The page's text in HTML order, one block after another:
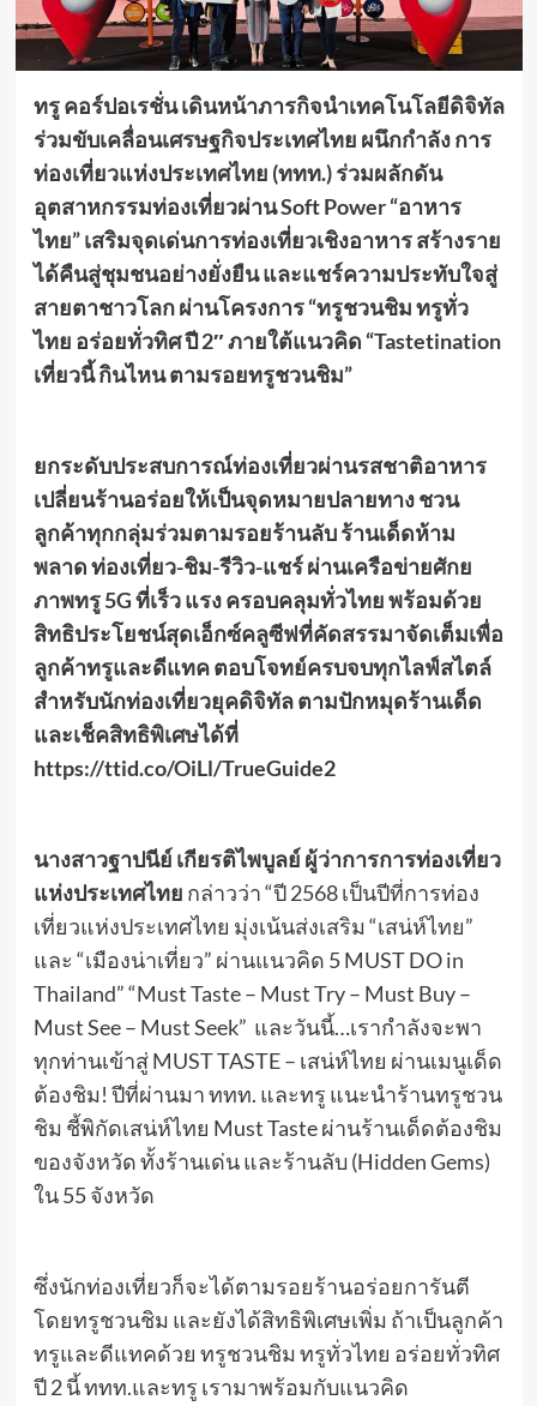
ทรู คอร์ปอเรชั่นเดินหน้าภารกิจนำเทคโนโลยีดิจิทัล
ร่วมขับเคลื่อนเศรษฐกิจประเทศไทย ผนึกกำลังการ
ท่องเที่ยวแห่งประเทศไทย (ททท.)ร่วมผลักดัน
อุตสาหกรรมท่องเที่ยวผ่านSoft Power “อาหาร
ไทย” เสริมจุดเด่นการท่องเที่ยวเชิงอาหาร สร้างราย
ได้คืนสู่ชุมชนอย่างยั่งยืน และแชร์ความประทับใจสู่
สายตาชาวโลกผ่านโครงการ “ทรูชวนชิม ทรูทั่ว
ไทย อร่อยทั่วทิศ ปี2″ภายใต้แนวคิด “Tastetination
เที่ยวนี้ กินไหน ตามรอยทรูชวนชิม”
ยกระดับประสบการณ์ท่องเที่ยวผ่านรสชาติอาหาร
เปลี่ยนร้านอร่อยให้เป็นจุดหมายปลายทาง ชวน
ลูกค้าทุกกลุ่มร่วมตามรอยร้านลับ ร้านเด็ดห้าม
พลาด ท่องเที่ยว-ชิม-รีวิว-แชร์ ผ่านเครือข่ายศักย
ภาพทรู5Gที่เร็ว แรง ครอบคลุมทั่วไทยพร้อมด้วย
สิทธิประโยชน์สุดเอ็กซ์คลูซีฟที่คัดสรรมาจัดเต็มเพื่อ
ลูกค้าทรูและดีแทค ตอบโจทย์ครบจบทุกไลฟ์สไตล์
สำหรับนักท่องเที่ยวยุคดิจิทัลตามปักหมุดร้านเด็ด
และเช็คสิทธิพิเศษได้ที่
https://ttid.co/OiLl/TrueGuide2
นางสาวฐาปนีย์ เกียรติไพบูลย์ ผู้ว่าการการท่องเที่ยว
แห่งประเทศไทย กล่าวว่า “ปี 2568 เป็นปีที่การท่อง
เที่ยวแห่งประเทศไทย มุ่งเน้นส่งเสริม “เสน่ห์ไทย”
และ “เมืองน่าเที่ยว” ผ่านแนวคิด 5 MUST DO in
Thailand” “Must Taste – Must Try – Must Buy –
Must See – Must Seek” และวันนี้…เรากำลังจะพา
ทุกท่านเข้าสู่ MUST TASTE – เสน่ห์ไทย ผ่านเมนูเด็ด
ต้องชิม! ปีที่ผ่านมา ททท. และทรู แนะนำร้านทรูชวน
ชิม ชี้พิกัดเสน่ห์ไทย Must Taste ผ่านร้านเด็ดต้องชิม
ของจังหวัด ทั้งร้านเด่น และร้านลับ (Hidden Gems)
ใน 55 จังหวัด
ซึ่งนักท่องเที่ยวก็จะได้ตามรอยร้านอร่อยการันตี
โดยทรูชวนชิม และยังได้สิทธิพิเศษเพิ่ม ถ้าเป็นลูกค้า
ทรูและดีแทคด้วย ทรูชวนชิม ทรูทั่วไทย อร่อยทั่วทิศ
ปี 2 นี้ ททท.และทรู เรามาพร้อมกับแนวคิด